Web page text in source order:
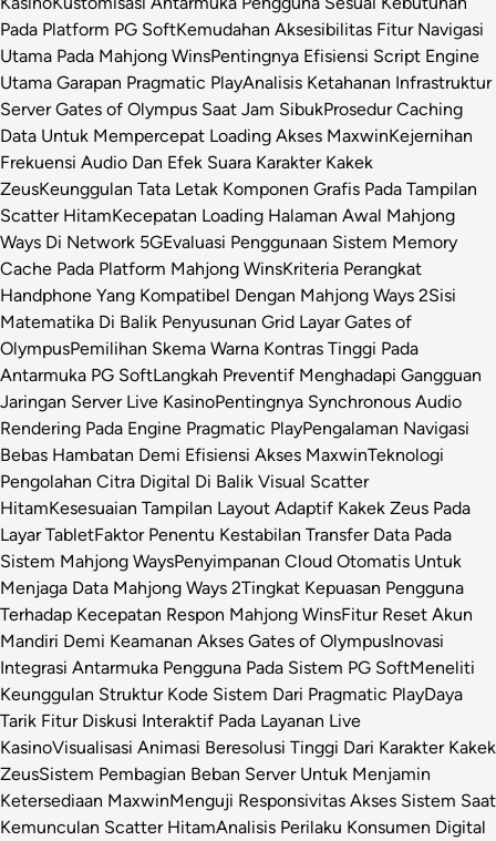
Pada Platform PG SoftKemudahan Aksesibilitas Fitur Navigasi
Utama Pada Mahjong WinsPentingnya Efisiensi Script Engine
Utama Garapan Pragmatic PlayAnalisis Ketahanan Infrastruktur
Server Gates of Olympus Saat Jam SibukProsedur Caching
Data Untuk Mempercepat Loading Akses MaxwinKejernihan
Frekuensi Audio Dan Efek Suara Karakter Kakek
ZeusKeunggulan Tata Letak Komponen Grafis Pada Tampilan
Scatter HitamKecepatan Loading Halaman Awal Mahjong
Ways Di Network 5GEvaluasi Penggunaan Sistem Memory
Cache Pada Platform Mahjong WinsKriteria Perangkat
Handphone Yang Kompatibel Dengan Mahjong Ways 2Sisi
Matematika Di Balik Penyusunan Grid Layar Gates of
OlympusPemilihan Skema Warna Kontras Tinggi Pada
Antarmuka PG SoftLangkah Preventif Menghadapi Gangguan
Jaringan Server Live KasinoPentingnya Synchronous Audio
Rendering Pada Engine Pragmatic PlayPengalaman Navigasi
Bebas Hambatan Demi Efisiensi Akses MaxwinTeknologi
Pengolahan Citra Digital Di Balik Visual Scatter
HitamKesesuaian Tampilan Layout Adaptif Kakek Zeus Pada
Layar TabletFaktor Penentu Kestabilan Transfer Data Pada
Sistem Mahjong WaysPenyimpanan Cloud Otomatis Untuk
Menjaga Data Mahjong Ways 2Tingkat Kepuasan Pengguna
Terhadap Kecepatan Respon Mahjong WinsFitur Reset Akun
Mandiri Demi Keamanan Akses Gates of OlympusInovasi
Integrasi Antarmuka Pengguna Pada Sistem PG SoftMeneliti
Keunggulan Struktur Kode Sistem Dari Pragmatic PlayDaya
Tarik Fitur Diskusi Interaktif Pada Layanan Live
KasinoVisualisasi Animasi Beresolusi Tinggi Dari Karakter Kakek
ZeusSistem Pembagian Beban Server Untuk Menjamin
Ketersediaan MaxwinMenguji Responsivitas Akses Sistem Saat
Kemunculan Scatter HitamAnalisis Perilaku Konsumen Digital